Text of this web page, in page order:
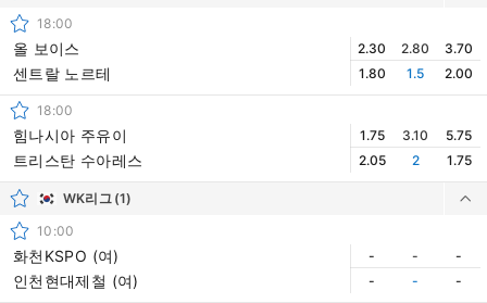
18:00
올 보이스
센트랄 노르테
2.30 2.80
3.70
1.80
1.5 2.00
18:00
힘나시아 주유이
트리스탄 수아레스
1.75 3.10
5.75
2.05
2 1.75
WK리그 (1)
10:00
화천KSPO (여)
인천현대제철 (여)
- -
-
-
- -